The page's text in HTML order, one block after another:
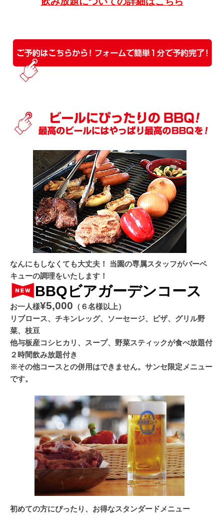
なんにもしなくても大丈夫！ 当園の専属スタッフがバーベ
キューの調理をいたします！
BBQビアガーデンコース
お一人様¥5,000 （６名様以上）
リブロース、チキンレッグ、ソーセージ、ピザ、グリル野
菜、枝豆
他与板産コシヒカリ、スープ、野菜スティックが食べ放題付
２時間飲み放題付き
※その他コースとの併用はできません。サンセ限定メニュー
です。
初めての方にぴったり、お得なスタンダードメニュー